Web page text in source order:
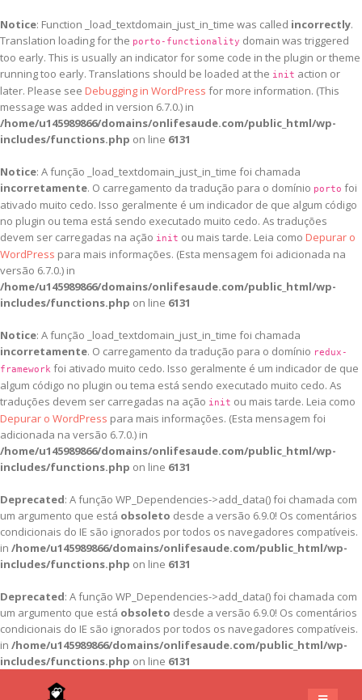
Notice: Function _load_textdomain_just_in_time was called incorrectly.
Translation loading for the porto-functionality domain was triggered
too early. This is usually an indicator for some code in the plugin or theme
running too early. Translations should be loaded at the init action or
later. Please see Debugging in WordPress for more information. (This
message was added in version 6.7.0.) in
/home/u145989866/domains/onlifesaude.com/public_html/wp-
includes/functions.php on line 6131
Notice: A função _load_textdomain_just_in_time foi chamada
incorretamente. O carregamento da tradução para o domínio porto foi
ativado muito cedo. Isso geralmente é um indicador de que algum código
no plugin ou tema está sendo executado muito cedo. As traduções
devem ser carregadas na ação init ou mais tarde. Leia como Depurar o
WordPress para mais informações. (Esta mensagem foi adicionada na
versão 6.7.0.) in
/home/u145989866/domains/onlifesaude.com/public_html/wp-
includes/functions.php on line 6131
Notice: A função _load_textdomain_just_in_time foi chamada
incorretamente. O carregamento da tradução para o domínio redux-
framework foi ativado muito cedo. Isso geralmente é um indicador de que
algum código no plugin ou tema está sendo executado muito cedo. As
traduções devem ser carregadas na ação init ou mais tarde. Leia como
Depurar o WordPress para mais informações. (Esta mensagem foi
adicionada na versão 6.7.0.) in
/home/u145989866/domains/onlifesaude.com/public_html/wp-
includes/functions.php on line 6131
Deprecated: A função WP_Dependencies->add_data() foi chamada com
um argumento que está obsoleto desde a versão 6.9.0! Os comentários
condicionais do IE são ignorados por todos os navegadores compatíveis.
in /home/u145989866/domains/onlifesaude.com/public_html/wp-
includes/functions.php on line 6131
Deprecated: A função WP_Dependencies->add_data() foi chamada com
um argumento que está obsoleto desde a versão 6.9.0! Os comentários
condicionais do IE são ignorados por todos os navegadores compatíveis.
in /home/u145989866/domains/onlifesaude.com/public_html/wp-
includes/functions.php on line 6131